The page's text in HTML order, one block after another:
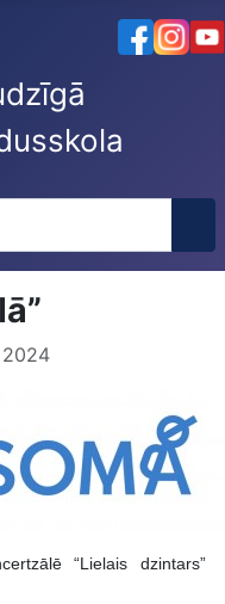
2024
“Lielais dzintars”